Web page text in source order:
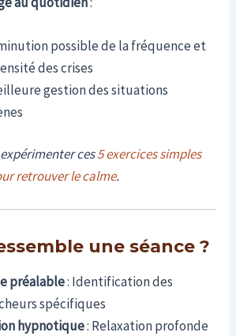
possible de la fréquence et
des crises
gestion des situations
ces5 exercices simples
retrouver le calme.
une séance ?
préalable: Identification des
spécifiques
hypnotique: Relaxation profonde